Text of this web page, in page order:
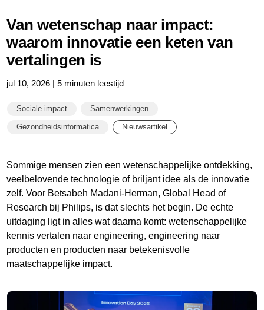
Van wetenschap naar impact:
waarom innovatie een keten van
vertalingen is
jul 10, 2026 | 5 minuten leestijd
Sociale impact Samenwerkingen
Gezondheidsinformatica Nieuwsartikel
Sommige mensen zien een wetenschappelijke ontdekking,
veelbelovende technologie of briljant idee als de innovatie
zelf. Voor Betsabeh Madani-Herman, Global Head of
Research bij Philips, is dat slechts het begin. De echte
uitdaging ligt in alles wat daarna komt: wetenschappelijke
kennis vertalen naar engineering, engineering naar
producten en producten naar betekenisvolle
maatschappelijke impact.